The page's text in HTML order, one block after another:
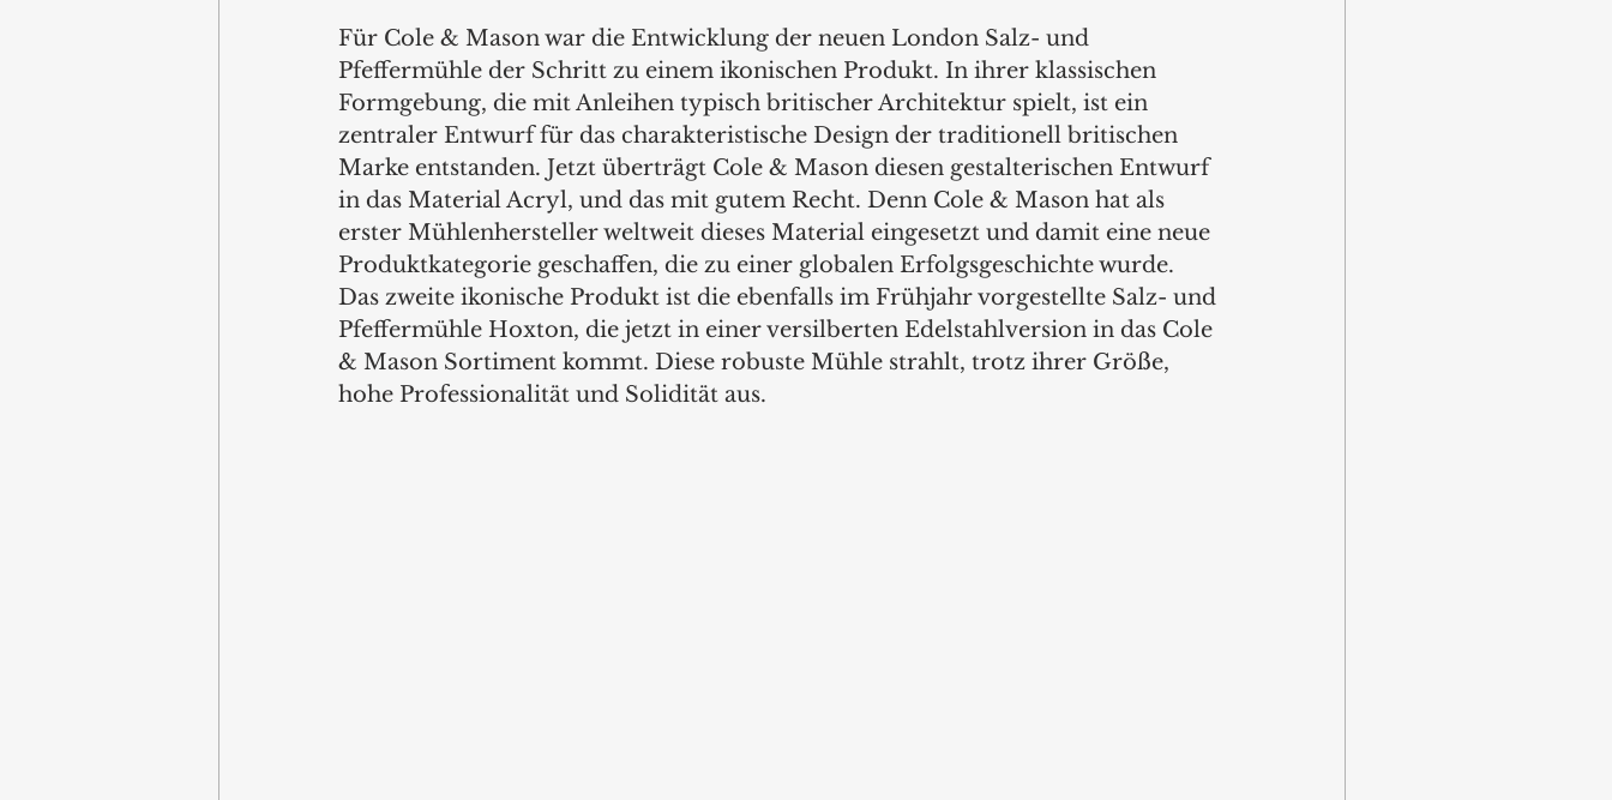
Für Cole & Mason war die Entwicklung der neuen London Salz- und
Pfeffermühle der Schritt zu einem ikonischen Produkt. In ihrer klassischen
Formgebung, die mit Anleihen typisch britischer Architektur spielt, ist ein
zentraler Entwurf für das charakteristische Design der traditionell britischen
Marke entstanden. Jetzt überträgt Cole & Mason diesen gestalterischen Entwurf
in das Material Acryl, und das mit gutem Recht. Denn Cole & Mason hat als
erster Mühlenhersteller weltweit dieses Material eingesetzt und damit eine neue
Produktkategorie geschaffen, die zu einer globalen Erfolgsgeschichte wurde.
Das zweite ikonische Produkt ist die ebenfalls im Frühjahr vorgestellte Salz- und
Pfeffermühle Hoxton, die jetzt in einer versilberten Edelstahlversion in das Cole
& Mason Sortiment kommt. Diese robuste Mühle strahlt, trotz ihrer Größe,
hohe Professionalität und Solidität aus.